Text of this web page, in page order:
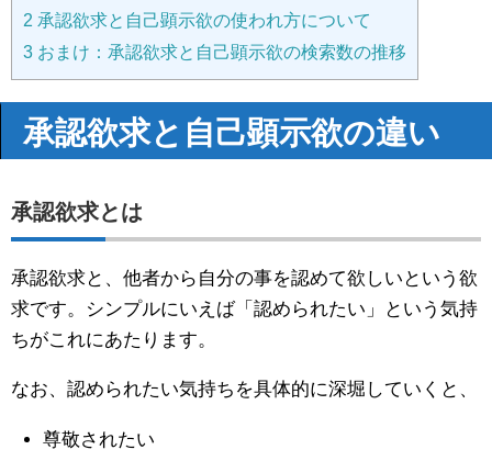
2 承認欲求と自己顕示欲の使われ方について
3 おまけ：承認欲求と自己顕示欲の検索数の推移
承認欲求と自己顕示欲の違い
承認欲求とは
承認欲求と、他者から自分の事を認めて欲しいという欲
求です。シンプルにいえば「認められたい」という気持
ちがこれにあたります。
なお、認められたい気持ちを具体的に深堀していくと、
尊敬されたい